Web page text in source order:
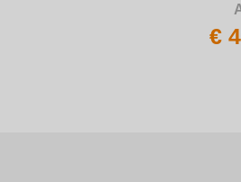
€